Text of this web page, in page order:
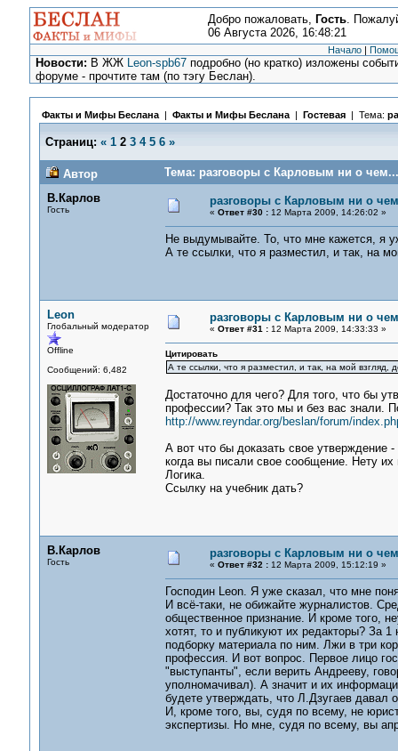
Добро пожаловать, Гость.
06 Августа 2026, 16:48:21
Начало |
Новости: В ЖЖ Leon-spb67 подробно (но кратко) изложены
форуме - прочтите там (по тэгу Беслан).
Факты и Мифы Беслана| Факты и Мифы Беслана| Гостевая | Тема:
Страниц: « 1 2 3 4 5 6 »
Автор
Тема: разговоры с Карловым ни о
В.Карлов
Гость
разговоры с Карловым ни о
« Ответ #30 :12 Марта 2009, 14:26:02 »
Не выдумывайте. То, что мне кажется, я
А те ссылки, что я разместил, и так, на
Leon
Глобальный модератор
Offline
Сообщений: 6,482
разговоры с Карловым ни о
« Ответ #31 :12 Марта 2009, 14:33:33 »
Цитировать
А те ссылки, что я разместил, и так, на мой взгляд,
Достаточно для чего? Для того, что бы
профессии? Так это мы и без вас знали.
http://www.reyndar.org/beslan/forum/
А вот что бы доказать свое
когда вы писали свое сообщение. Нету
Логика.
Ссылку на учебник дать?
В.Карлов
Гость
разговоры с Карловым ни о
« Ответ #32 :12 Марта 2009, 15:12:19 »
Господин Lеоn. Я уже сказал, что мне
И всё-таки, не обижайте журналистов.
общественное признание. И кроме того,
хотят, то и публикуют их редакторы? За
подборку материала по ним. Лжи в три
профессия. И вот вопрос. Первое лицо
"выступанты", если верить Андрееву,
уполномачивал). А значит и их
будете утверждать, что Л.Дзугаев
И, кроме того, вы, судя по всему, не
экспертизы. Но мне, судя по всему, вы